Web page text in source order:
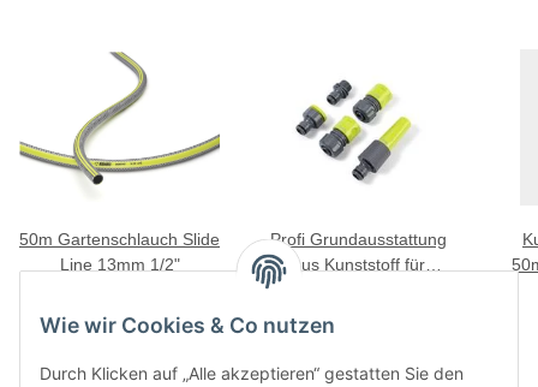
Wie wir Cookies & Co nutzen
Durch Klicken auf „Alle akzeptieren“ gestatten Sie den
50m Gartenschlauch Slide
Line 13mm 1/2"
Profi Grundausstattung
aus Kunststoff für